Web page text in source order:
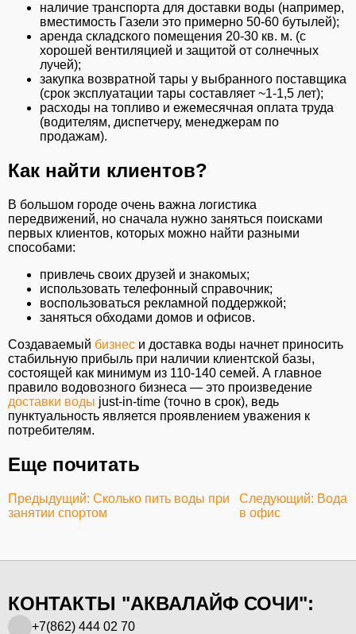
наличие транспорта для доставки воды (например,
вместимость Газели это примерно 50-60 бутылей);
аренда складского помещения 20-30 кв. м. (с
хорошей вентиляцией и защитой от солнечных
лучей);
закупка возвратной тары у выбранного поставщика
(срок эксплуатации тары составляет ~1-1,5 лет);
расходы на топливо и ежемесячная оплата труда
(водителям, диспетчеру, менеджерам по
продажам).
Как найти клиентов?
В большом городе очень важна логистика
передвижений, но сначала нужно заняться поисками
первых клиентов, которых можно найти разными
способами:
привлечь своих друзей и знакомых;
использовать телефонный справочник;
воспользоваться рекламной поддержкой;
заняться обходами домов и офисов.
Создаваемый бизнес и доставка воды начнет приносить
стабильную прибыль при наличии клиентской базы,
состоящей как минимум из 110-140 семей. А главное
правило водовозного бизнеса — это произведение
доставки воды just-in-time (точно в срок), ведь
пунктуальность является проявлением уважения к
потребителям.
Еще почитать
Следующий: Вода
в офис
Предыдущий: Сколько пить воды при
занятии спортом
КОНТАКТЫ "АКВАЛАЙФ СОЧИ":
+7(862) 444 02 70